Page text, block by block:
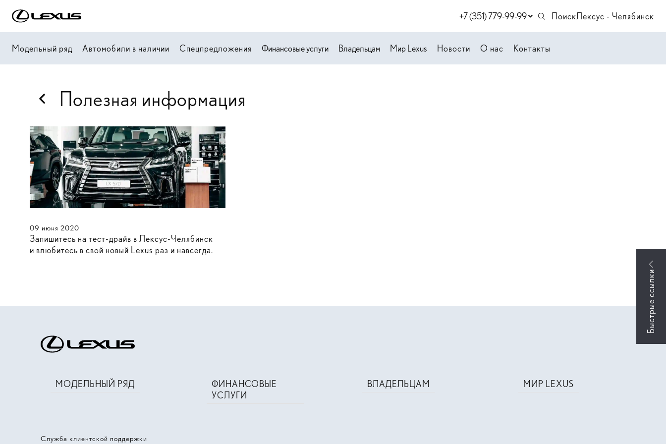
+7 (351) 779-99-99 ПоискЛексус - Челябинск
Модельный ряд Автомобили в наличии Спецпредложения Финансовые услуги Владельцам Мир Lexus Новости О нас Контакты
Полезная информация
09 июня 2020
Запишитесь на тест-драйв в Лексус-Челябинск
и влюбитесь в свой новый Lexus раз и навсегда.
Служба клиентской поддержки
МОДЕЛЬНЫЙ РЯД
ФИНАНСОВЫЕ
УСЛУГИ
ВЛАДЕЛЬЦАМ МИР LEXUS